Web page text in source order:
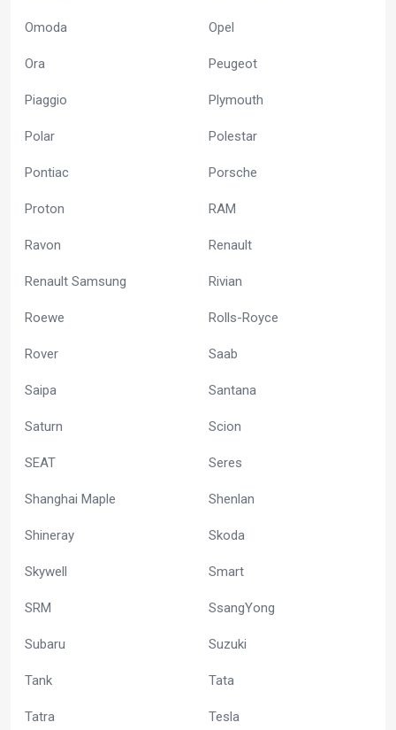
Omoda Opel
Ora Peugeot
Piaggio Plymouth
Polar Polestar
Pontiac Porsche
Proton RAM
Ravon Renault
Renault Samsung Rivian
Roewe Rolls-Royce
Rover Saab
Saipa Santana
Saturn Scion
SEAT Seres
Shanghai Maple Shenlan
Shineray Skoda
Skywell Smart
SRM SsangYong
Subaru Suzuki
Tank Tata
Tatra Tesla